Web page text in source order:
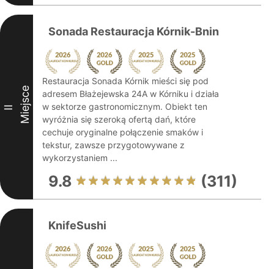
II Miejsce
Sonada Restauracja Kórnik-Bnin
Restauracja Sonada Kórnik mieści się pod
adresem Błażejewska 24A w Kórniku i działa
w sektorze gastronomicznym. Obiekt ten
wyróżnia się szeroką ofertą dań, które
cechuje oryginalne połączenie smaków i
tekstur, zawsze przygotowywane z
wykorzystaniem ...
9.8 (311)
KnifeSushi